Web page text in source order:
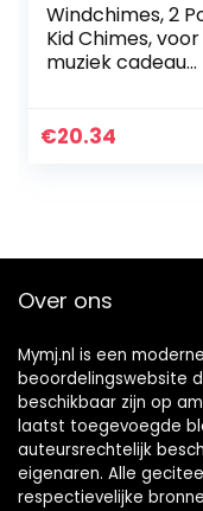
Windchimes, 2
Kid Chimes, voor
muziek cadeau
€20.34
Over ons
Mymj.nl is een
beoordelingswebsite
beschikbaar zijn op
laatst toegevoegde
auteursrechtelijk
eigenaren. Alle
respectievelijke